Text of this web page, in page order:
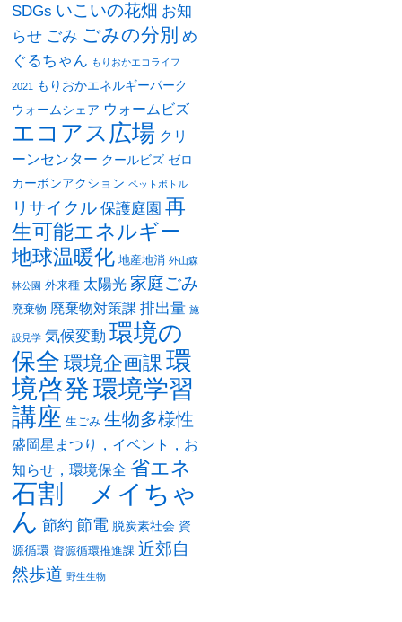
SDGs いこいの花畑 お知
らせ ごみ ごみの分別 め
ぐるちゃん もりおかエコライフ
2021
もりおかエネルギーパーク
ウォームシェア ウォームビズ
エコアス広場 クリ
ーンセンター クールビズ ゼロ
カーボンアクション ペットボトル
リサイクル 保護庭園 再
生可能エネルギー
地球温暖化 地産地消 外山森
林公園 外来種 太陽光 家庭ごみ
廃棄物 廃棄物対策課 排出量 施
設見学 気候変動 環境の
保全 環境企画課 環
境啓発環境学習
講座 生ごみ 生物多様性
盛岡星まつり，イベント，お
知らせ，環境保全 省エネ
石割 メイちゃ
ん 節約 節電 脱炭素社会 資
源循環 資源循環推進課 近郊自
然歩道 野生生物